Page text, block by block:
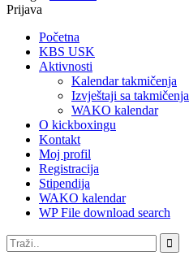
Prijava
Početna
KBS USK
Aktivnosti
Kalendar takmičenja
Izvještaji sa takmičenja
WAKO kalendar
O kickboxingu
Kontakt
Moj profil
Registracija
Stipendija
WAKO kalendar
WP File download search